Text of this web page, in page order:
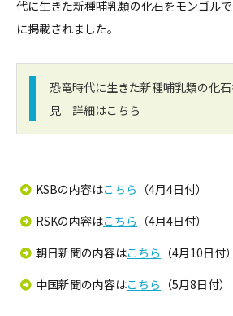
代に生きた新種哺乳類の化石をモンゴル
に掲載されました。
恐竜時代に生きた新種哺乳類の化
見 詳細はこちら
KSBの内容はこちら （4月4日付）
RSKの内容はこちら （4月4日付）
朝日新聞の内容はこちら （4月10日付）
中国新聞の内容はこちら （5月8日付）